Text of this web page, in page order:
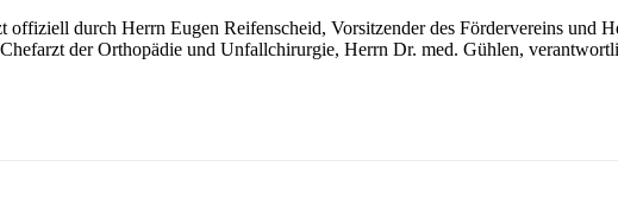
offiziell durch Herrn Eugen Reifenscheid, Vorsitzender des Fördervereins und
der Orthopädie und Unfallchirurgie, Herrn Dr. med. Gühlen,